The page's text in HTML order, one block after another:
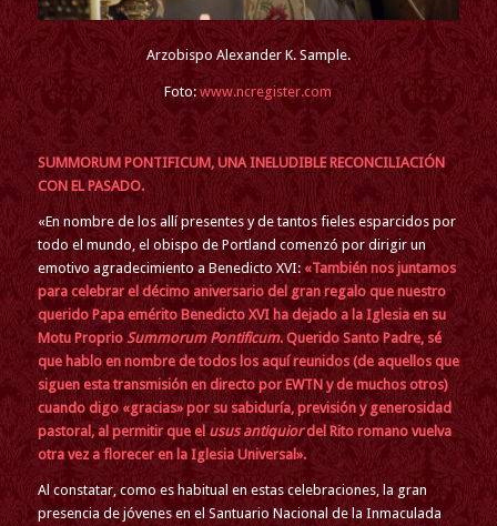
Arzobispo Alexander K. Sample.
Foto:www.ncregister.com
SUMMORUM PONTIFICUM, UNA INELUDIBLE RECONCILIACIÓN
CON EL PASADO.
«En nombre de los allí presentes y de tantos fieles esparcidos por
todo el mundo, el obispo de Portland comenzó por dirigir un
emotivo agradecimiento a Benedicto XVI: «También nos juntamos
para celebrar el décimo aniversario del gran regalo que nuestro
querido Papa emérito Benedicto XVI ha dejado a la Iglesia en su
Motu Proprio Summorum Pontificum. Querido Santo Padre, sé
que hablo en nombre de todos los aquí reunidos (de aquellos que
siguen esta transmisión en directo por EWTN y de muchos otros)
cuando digo «gracias» por su sabiduría, previsión y generosidad
pastoral, al permitir que el usus antiquiordel Rito romano vuelva
otra vez a florecer en la Iglesia Universal».
Al constatar, como es habitual en estas celebraciones, la gran
presencia de jóvenes en el Santuario Nacional de la Inmaculada